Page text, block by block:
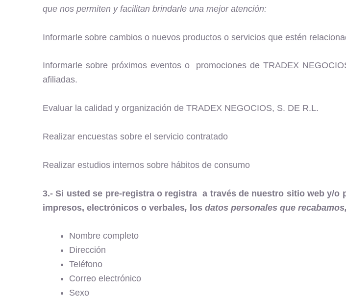
que nos permiten y facilitan brindarle una mejor atención:
Informarle sobre cambios o nuevos productos o servicios que estén
Informarle sobre próximos eventos o promociones de TRADEX
afiliadas.
Evaluar la calidad y organización de TRADEX NEGOCIOS, S. DE R.L.
Realizar encuestas sobre el servicio contratado
Realizar estudios internos sobre hábitos de consumo
3.- Si usted se pre-registra o registra a través de nuestro sitio web y/
impresos, electrónicos o verbales, los datos personales que
Nombre completo
Dirección
Teléfono
Correo electrónico
Sexo